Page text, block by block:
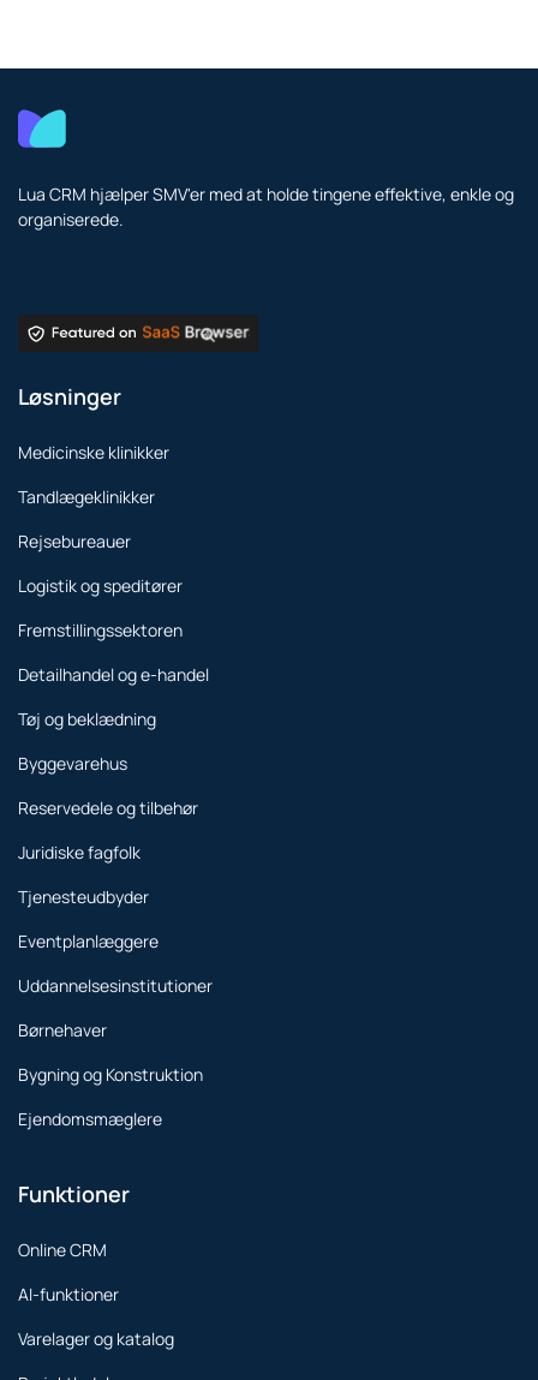
Lua CRM hjælper SMV'er med at holde tingene effektive, enkle og
organiserede.
Løsninger
Medicinske klinikker
Tandlægeklinikker
Rejsebureauer
Logistik og speditører
Fremstillingssektoren
Detailhandel og e-handel
Tøj og beklædning
Byggevarehus
Reservedele og tilbehør
Juridiske fagfolk
Tjenesteudbyder
Eventplanlæggere
Uddannelsesinstitutioner
Børnehaver
Bygning og Konstruktion
Ejendomsmæglere
Funktioner
Online CRM
AI-funktioner
Varelager og katalog